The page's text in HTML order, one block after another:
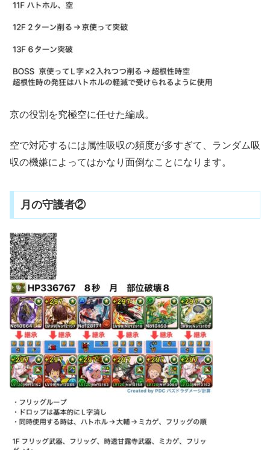
京の役割を究極空に任せた編成。
空で対応するには属性吸収の頻度が多すぎて、ランダム吸
収の機嫌によってはかなり面倒なことになります。
月の守護者②